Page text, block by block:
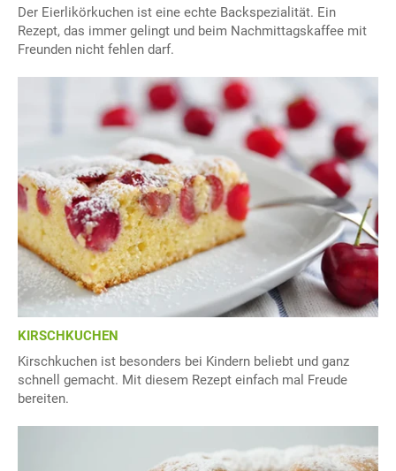
Der Eierlikörkuchen ist eine echte Backspezialität. Ein
Rezept, das immer gelingt und beim Nachmittagskaffee mit
Freunden nicht fehlen darf.
KIRSCHKUCHEN
Kirschkuchen ist besonders bei Kindern beliebt und ganz
schnell gemacht. Mit diesem Rezept einfach mal Freude
bereiten.